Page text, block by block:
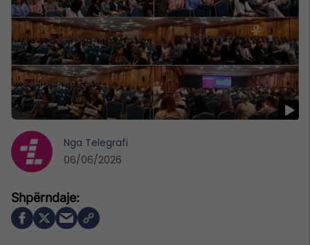
Nga Telegrafi
06/06/2026